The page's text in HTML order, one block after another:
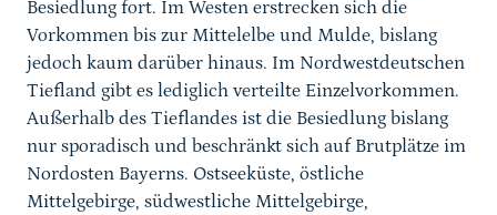
Besiedlung fort. Im Westen erstrecken sich die
Vorkommen bis zur Mittelelbe und Mulde, bislang
jedoch kaum darüber hinaus. Im Nordwestdeutschen
Tiefland gibt es lediglich verteilte Einzelvorkommen.
Außerhalb des Tieflandes ist die Besiedlung bislang
nur sporadisch und beschränkt sich auf Brutplätze im
Nordosten Bayerns. Ostseeküste, östliche
Mittelgebirge, südwestliche Mittelgebirge,